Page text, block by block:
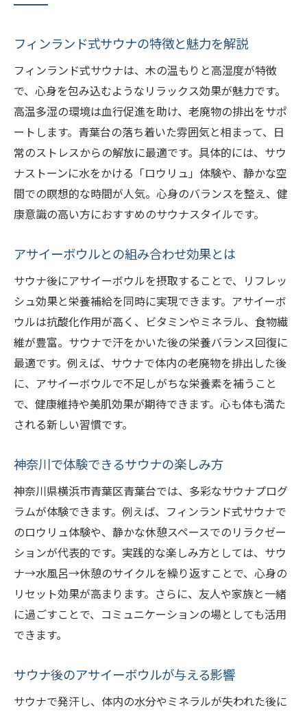
フィンランド式サウナの特徴と魅力を解説
フィンランド式サウナは、木の温もりと高湿度が特徴
で、心身を包み込むようなリラックス効果が魅力です。
高温多湿の環境は血行促進を助け、老廃物の排出をサポ
ートします。青葉台の落ち着いた雰囲気と相まって、日
常のストレスからの解放に最適です。具体的には、サウ
ナストーンに水をかける「ロウリュ」体験や、静かな空
間での瞑想的な時間が人気。心身のバランスを整え、健
康意識の高い方におすすめのサウナスタイルです。
アサイーボウルとの組み合わせ効果とは
サウナ後にアサイーボウルを摂取することで、リフレッ
シュ効果と栄養補給を同時に実現できます。アサイーボ
ウルは抗酸化作用が高く、ビタミンやミネラル、食物繊
維が豊富。サウナで汗をかいた後の栄養バランス回復に
最適です。例えば、サウナで体内の老廃物を排出した後
に、アサイーボウルで不足しがちな栄養素を補うこと
で、健康維持や美肌効果が期待できます。心も体も満た
される新しい習慣です。
神奈川で体験できるサウナの楽しみ方
神奈川県横浜市青葉区青葉台では、多彩なサウナプログ
ラムが体験できます。例えば、フィンランド式サウナで
のロウリュ体験や、静かな休憩スペースでのリラクゼー
ションが代表的です。実践的な楽しみ方としては、サウ
ナ→水風呂→休憩のサイクルを繰り返すことで、心身の
リセット効果が高まります。さらに、友人や家族と一緒
に過ごすことで、コミュニケーションの場としても活用
できます。
サウナ後のアサイーボウルが与える影響
サウナで発汗し、体内の水分やミネラルが失われた後に